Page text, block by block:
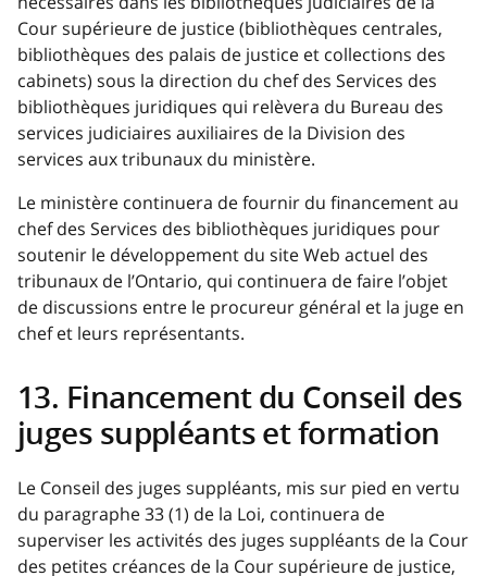
Cour supérieure de justice (bibliothèques centrales,
bibliothèques des palais de justice et collections des
cabinets) sous la direction du chef des Services des
bibliothèques juridiques qui relèvera du Bureau des
services judiciaires auxiliaires de la Division des
services aux tribunaux du ministère.
Le ministère continuera de fournir du financement au
chef des Services des bibliothèques juridiques pour
soutenir le développement du site Web actuel des
tribunaux de l’Ontario, qui continuera de faire l’objet
de discussions entre le procureur général et la juge en
chef et leurs représentants.
13. Financement du Conseil des
juges suppléants et formation
Le Conseil des juges suppléants, mis sur pied en vertu
du paragraphe 33 (1) de la Loi, continuera de
superviser les activités des juges suppléants de la Cour
des petites créances de la Cour supérieure de justice,